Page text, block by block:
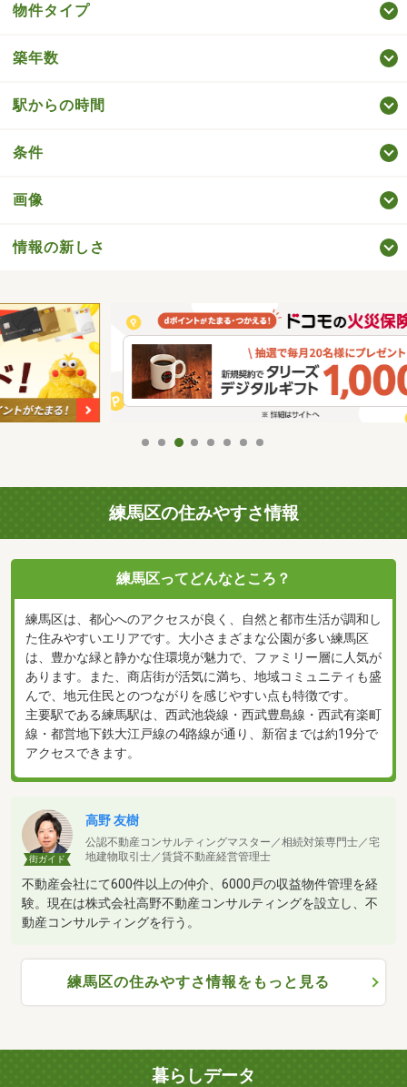
物件タイプ
築年数
駅からの時間
条件
画像
情報の新しさ
練馬区の住みやすさ情報
練馬区ってどんなところ？
練馬区は、都心へのアクセスが良く、自然と都市生活が調和し
た住みやすいエリアです。大小さまざまな公園が多い練馬区
は、豊かな緑と静かな住環境が魅力で、ファミリー層に人気が
あります。また、商店街が活気に満ち、地域コミュニティも盛
んで、地元住民とのつながりを感じやすい点も特徴です。
主要駅である練馬駅は、西武池袋線・西武豊島線・西武有楽町
線・都営地下鉄大江戸線の4路線が通り、新宿までは約19分で
アクセスできます。
街ガイド
高野 友樹
公認不動産コンサルティングマスター／相続対策専門士／宅
地建物取引士／賃貸不動産経営管理士
不動産会社にて600件以上の仲介、6000戸の収益物件管理を経
験。現在は株式会社高野不動産コンサルティングを設立し、不
動産コンサルティングを行う。
練馬区の住みやすさ情報をもっと見る
暮らしデータ